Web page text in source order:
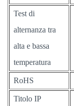
Test di
alternanza tra
alta e bassa
temperatura
RoHS
Titolo IP